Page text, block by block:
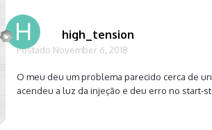
apareceu a luz da injeção, hoje se repetiu
da injecao não acendeu mais , a mensagem
apareceu uma vez, mas percebi que
tem que apertar o botao do start ... Antes
a necessidade de apertar. Estou com o
high_tension
Postado November 6, 2018
O meu deu um problema parecido cerca de
acendeu a luz da injeção e deu erro no start-